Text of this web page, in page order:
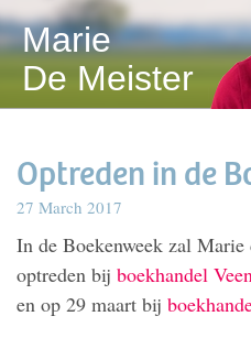
Marie
De Meister
Optreden in de
27 March 2017
In de Boekenweek zal
optreden bij boekhandel
en op 29 maart bij